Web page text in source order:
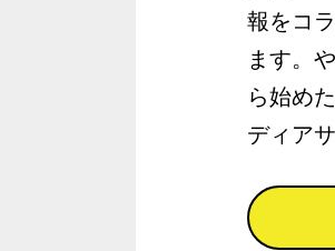
報をコ
ます。
ら始め
ディア